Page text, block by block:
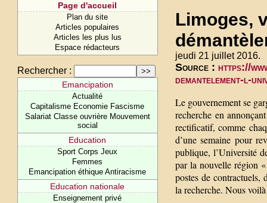
Page d'accueil
Plan du site
Articles populaires
Articles les plus lus
Espace rédacteurs
Rechercher :
Emancipation
Actualité
Capitalisme Economie Fascisme
Salariat Classe ouvrière Mouvement
social
Education
Sport Corps Jeux
Femmes
Emancipation éthique Antiracisme
Education nationale
Enseignement privé
Limoges,
jeudi 21 juillet 2016.
Source : https://
demantelement-l-
Le gouvernement se
recherche en
rectificatif, comme
d’une semaine pour
publique, l’Université
par la nouvelle région
postes de contractuels,
la recherche. Nous